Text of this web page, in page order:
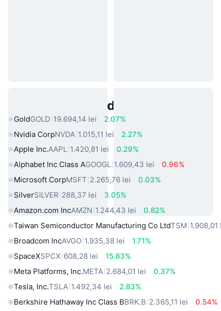
Active Populare din Lumea Reală
GoldGOLD 19.694,14 lei
2.07%
Nvidia CorpNVDA 1.015,11 lei
2.27%
Apple Inc.AAPL 1.420,81 lei
0.29%
Alphabet Inc Class AGOOGL 1.609,43 lei
0.96%
Microsoft CorpMSFT 2.265,76 lei
0.03%
SilverSILVER 288,37 lei
3.05%
Amazon.com IncAMZN 1.244,43 lei
0.82%
Taiwan Semiconductor Manufacturing Co LtdTSM 1.908,01
Broadcom IncAVGO 1.935,38 lei
1.71%
SpaceXSPCX 608,28 lei
15.83%
Meta Platforms, Inc.META 2.684,01 lei
0.37%
Tesla, Inc.TSLA 1.492,34 lei
2.83%
Berkshire Hathaway Inc Class BBRK.B 2.365,11 lei 0.54%